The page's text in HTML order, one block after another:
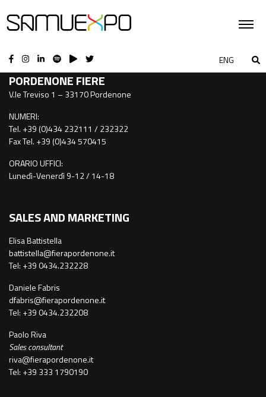
ENG
CONTATTI
PORDENONE FIERE
V.le Treviso 1 – 33170 Pordenone
NUMERI:
Tel. +39 (0)434 232111 / 232322
Fax Tel. +39 (0)434 570415
ORARIO UFFICI:
Lunedì-Venerdì 9-12 / 14-18
SALES AND MARKETING
Elisa Battistella
battistella@fierapordenone.it
Tel: +39 0434.232228
Daniele Fabris
dfabris@fierapordenone.it
Tel: +39 0434.232208
Paolo Riva
Sales consultant
riva@fierapordenone.it
Tel: +39 333 1790190